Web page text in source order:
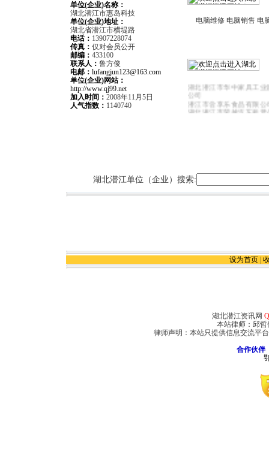
单位(企业)名称：
湖北潜江市惠岛科技
单位(企业)地址：
湖北省潜江市横堤路
电话： 13907228074
传真： 仅对会员公开
邮编： 433100
联系人： 鲁方俊
电邮： lufangjun123@163.com
单位(企业)网站：
http://www.qj99.net
加入时间： 2008年11月5日
人气指数： 1140740
电脑维修 电脑销售 电
潜江市喜路汽车租赁服务
湖北潜江市华中家具工业
公司
潜江市尝享乐食品有限公
湖北潜江市荣越汽车租赁
上岛咖啡潜江店
湖北潜江单位（企业）搜索:
设为首页
湖北潜江资讯网
本站律师：邱
律师声明：本站只提供信息交流平
合作伙伴